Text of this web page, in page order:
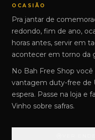
OCASIÃO
Pra jantar de
redondo, fim de ano,
horas antes, servir em
acontecer em torno da
No Bah Free Shop
vantagem duty-free de
espera. Passe na loja e
Vinho sobre safras.